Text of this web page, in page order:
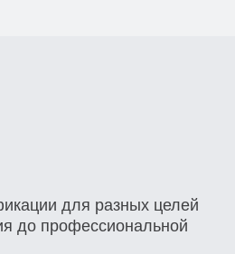
для разных целей